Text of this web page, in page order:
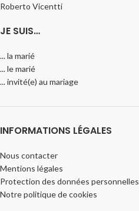
Roberto Vicentti
JE SUIS…
... la marié
... le marié
... invité(e) au mariage
INFORMATIONS LÉGALES
Nous contacter
Mentions légales
Protection des données personnelles
Notre politique de cookies